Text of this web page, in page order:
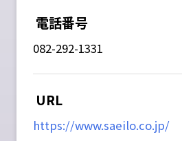
電話番号
082-292-1331
URL
https://www.saeilo.co.jp/